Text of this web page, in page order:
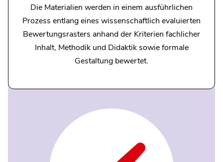
Die Materialien werden in einem ausführlichen
Prozess entlang eines wissenschaftlich evaluierten
Bewertungsrasters anhand der Kriterien fachlicher
Inhalt, Methodik und Didaktik sowie formale
Gestaltung bewertet.